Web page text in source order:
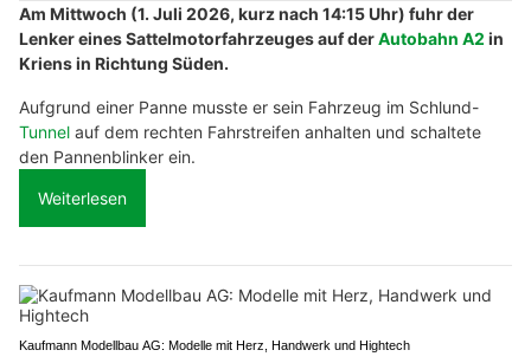
Am Mittwoch (1. Juli 2026, kurz nach 14:15 Uhr) fuhr der
Lenker eines Sattelmotorfahrzeuges auf derAutobahn A2 in
Kriens in Richtung Süden.
Aufgrund einer Panne musste er sein Fahrzeug im Schlund-
Tunnel auf dem rechten Fahrstreifen anhalten und schaltete
den Pannenblinker ein.
Weiterlesen
Kaufmann Modellbau AG: Modelle mit Herz, Handwerk und Hightech